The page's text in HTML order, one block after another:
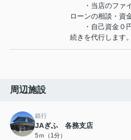
・当店のファイ
ローンの相談・資
・自己資金０円
続きを代行します。
周辺施設
銀行
JAぎふ 各務支店
5ｍ（1分）